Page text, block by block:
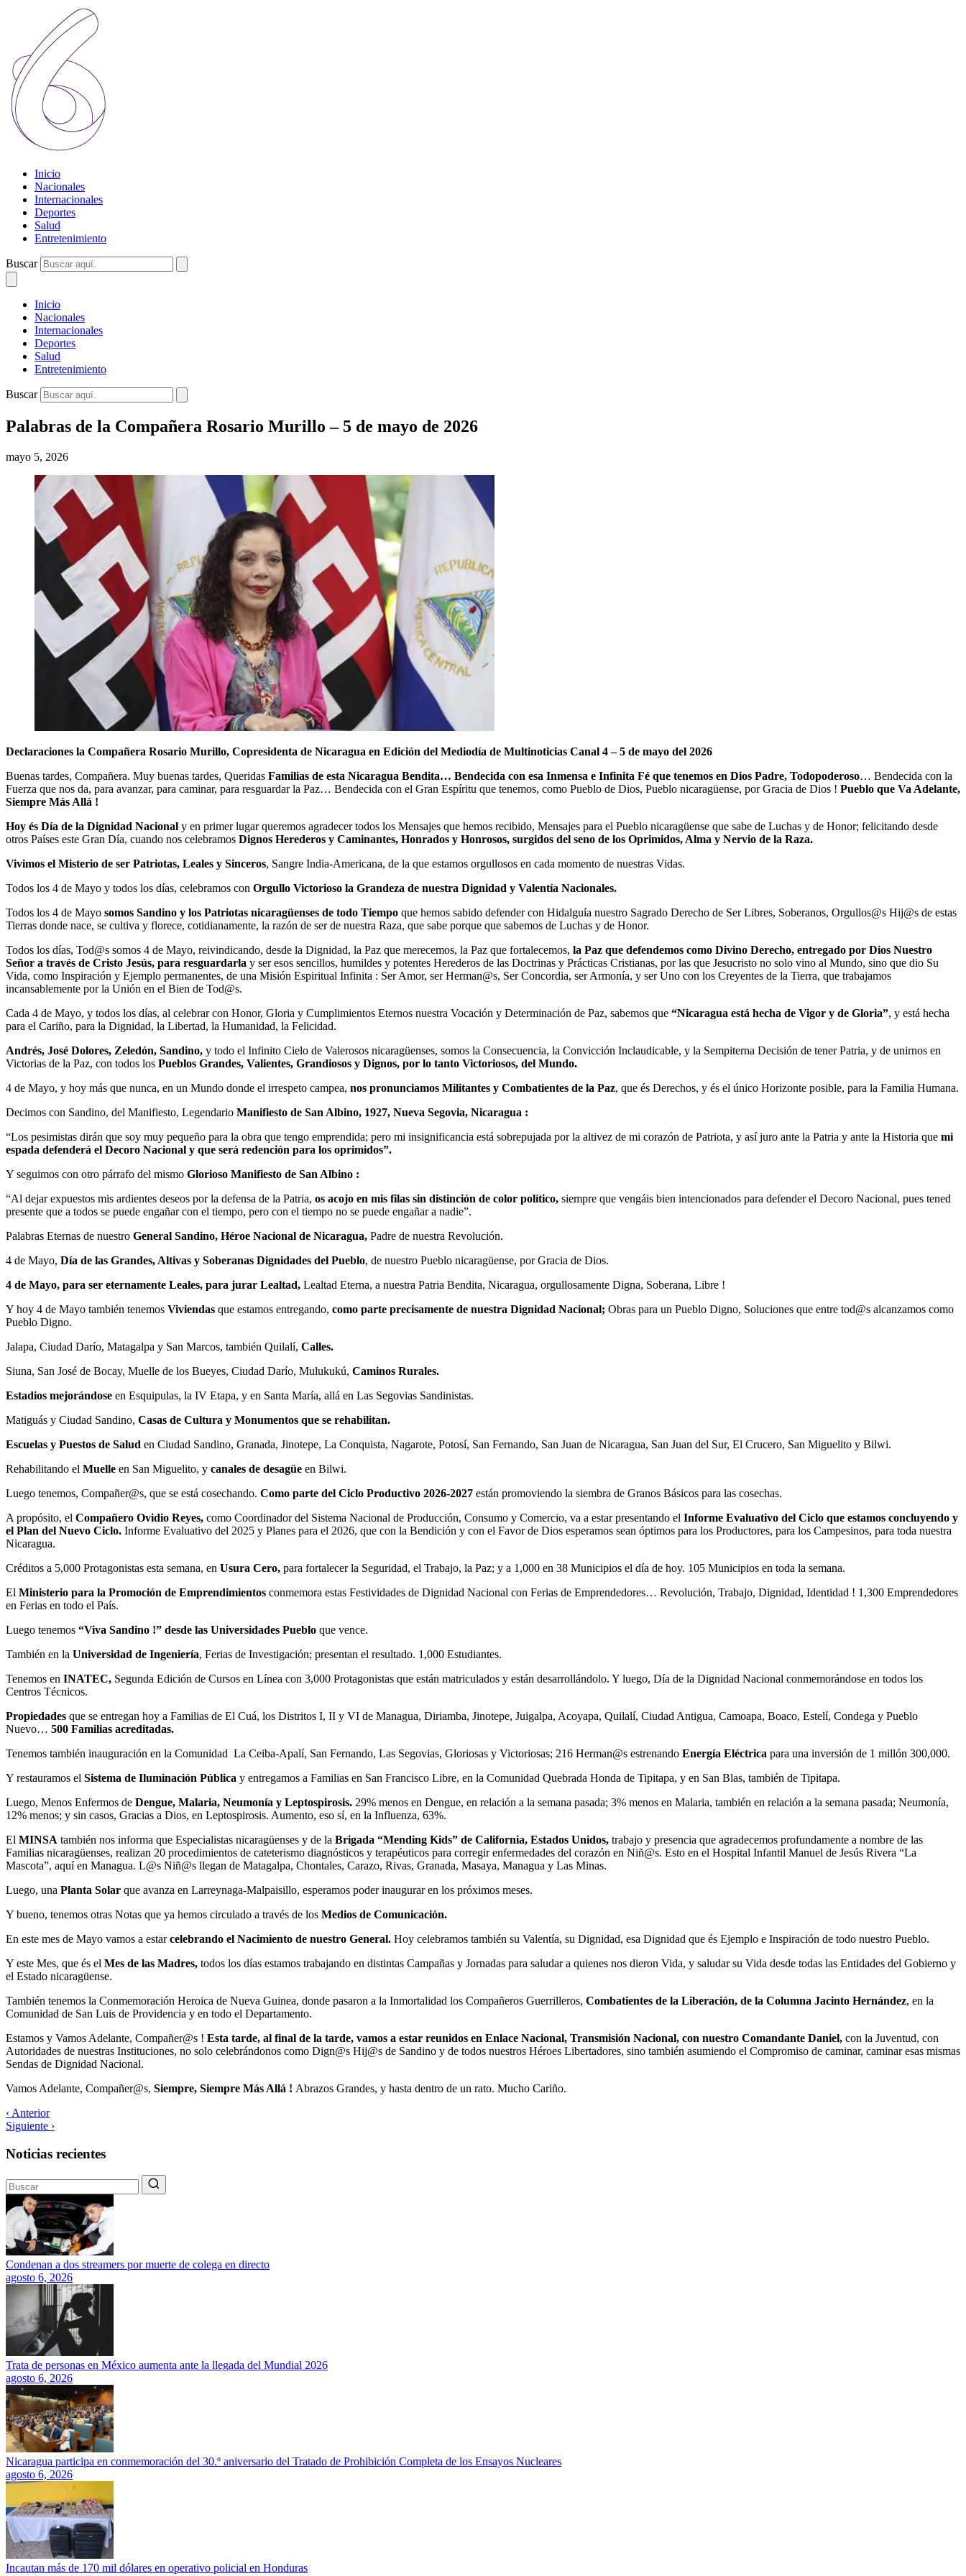
Inicio
Nacionales
Internacionales
Deportes
Salud
Entretenimiento
Buscar
Inicio
Nacionales
Internacionales
Deportes
Salud
Entretenimiento
Buscar
Palabras de la Compañera Rosario Murillo – 5 de mayo de 2026
mayo 5, 2026
Declaraciones la Compañera Rosario Murillo, Copresidenta de Nicaragua en Edición del Mediodía de Multinoticias Canal 4 – 5 de mayo del 2026
Buenas tardes, Compañera. Muy buenas tardes, Queridas Familias de esta Nicaragua Bendita… Bendecida con esa Inmensa e Infinita Fé que tenemos en Dios Padre, Todopoderoso… Bendecida con la
Fuerza que nos da, para avanzar, para caminar, para resguardar la Paz… Bendecida con el Gran Espíritu que tenemos, como Pueblo de Dios, Pueblo nicaragüense, por Gracia de Dios ! Pueblo que Va Adelante,
Siempre Más Allá !
Hoy és Día de la Dignidad Nacional y en primer lugar queremos agradecer todos los Mensajes que hemos recibido, Mensajes para el Pueblo nicaragüense que sabe de Luchas y de Honor; felicitando desde
otros Países este Gran Día, cuando nos celebramos Dignos Herederos y Caminantes, Honrados y Honrosos, surgidos del seno de los Oprimidos, Alma y Nervio de la Raza.
Vivimos el Misterio de ser Patriotas, Leales y Sinceros, Sangre India-Americana, de la que estamos orgullosos en cada momento de nuestras Vidas.
Todos los 4 de Mayo y todos los días, celebramos con Orgullo Victorioso la Grandeza de nuestra Dignidad y Valentía Nacionales.
Todos los 4 de Mayo somos Sandino y los Patriotas nicaragüenses de todo Tiempo que hemos sabido defender con Hidalguía nuestro Sagrado Derecho de Ser Libres, Soberanos, Orgullos@s Hij@s de estas
Tierras donde nace, se cultiva y florece, cotidianamente, la razón de ser de nuestra Raza, que sabe porque que sabemos de Luchas y de Honor.
Todos los días, Tod@s somos 4 de Mayo, reivindicando, desde la Dignidad, la Paz que merecemos, la Paz que fortalecemos, la Paz que defendemos como Divino Derecho, entregado por Dios Nuestro
Señor a través de Cristo Jesús, para resguardarla y ser esos sencillos, humildes y potentes Herederos de las Doctrinas y Prácticas Cristianas, por las que Jesucristo no solo vino al Mundo, sino que dio Su
Vida, como Inspiración y Ejemplo permanentes, de una Misión Espiritual Infinita : Ser Amor, ser Herman@s, Ser Concordia, ser Armonía, y ser Uno con los Creyentes de la Tierra, que trabajamos
incansablemente por la Unión en el Bien de Tod@s.
Cada 4 de Mayo, y todos los días, al celebrar con Honor, Gloria y Cumplimientos Eternos nuestra Vocación y Determinación de Paz, sabemos que “Nicaragua está hecha de Vigor y de Gloria”, y está hecha
para el Cariño, para la Dignidad, la Libertad, la Humanidad, la Felicidad.
Andrés, José Dolores, Zeledón, Sandino, y todo el Infinito Cielo de Valerosos nicaragüenses, somos la Consecuencia, la Convicción Inclaudicable, y la Sempiterna Decisión de tener Patria, y de unirnos en
Victorias de la Paz, con todos los Pueblos Grandes, Valientes, Grandiosos y Dignos, por lo tanto Victoriosos, del Mundo.
4 de Mayo, y hoy más que nunca, en un Mundo donde el irrespeto campea, nos pronunciamos Militantes y Combatientes de la Paz, que és Derechos, y és el único Horizonte posible, para la Familia Humana.
Decimos con Sandino, del Manifiesto, Legendario Manifiesto de San Albino, 1927, Nueva Segovia, Nicaragua :
“Los pesimistas dirán que soy muy pequeño para la obra que tengo emprendida; pero mi insignificancia está sobrepujada por la altivez de mi corazón de Patriota, y así juro ante la Patria y ante la Historia que mi
espada defenderá el Decoro Nacional y que será redención para los oprimidos”.
Y seguimos con otro párrafo del mismo Glorioso Manifiesto de San Albino :
“Al dejar expuestos mis ardientes deseos por la defensa de la Patria, os acojo en mis filas sin distinción de color político, siempre que vengáis bien intencionados para defender el Decoro Nacional, pues tened
presente que a todos se puede engañar con el tiempo, pero con el tiempo no se puede engañar a nadie”.
Palabras Eternas de nuestro General Sandino, Héroe Nacional de Nicaragua, Padre de nuestra Revolución.
4 de Mayo, Día de las Grandes, Altivas y Soberanas Dignidades del Pueblo, de nuestro Pueblo nicaragüense, por Gracia de Dios.
4 de Mayo, para ser eternamente Leales, para jurar Lealtad, Lealtad Eterna, a nuestra Patria Bendita, Nicaragua, orgullosamente Digna, Soberana, Libre !
Y hoy 4 de Mayo también tenemos Viviendas que estamos entregando, como parte precisamente de nuestra Dignidad Nacional; Obras para un Pueblo Digno, Soluciones que entre tod@s alcanzamos como
Pueblo Digno.
Jalapa, Ciudad Darío, Matagalpa y San Marcos, también Quilalí, Calles.
Siuna, San José de Bocay, Muelle de los Bueyes, Ciudad Darío, Mulukukú, Caminos Rurales.
Estadios mejorándose en Esquipulas, la IV Etapa, y en Santa María, allá en Las Segovias Sandinistas.
Matiguás y Ciudad Sandino, Casas de Cultura y Monumentos que se rehabilitan.
Escuelas y Puestos de Salud en Ciudad Sandino, Granada, Jinotepe, La Conquista, Nagarote, Potosí, San Fernando, San Juan de Nicaragua, San Juan del Sur, El Crucero, San Miguelito y Bilwi.
Rehabilitando el Muelle en San Miguelito, y canales de desagüe en Bilwi.
Luego tenemos, Compañer@s, que se está cosechando. Como parte del Ciclo Productivo 2026-2027 están promoviendo la siembra de Granos Básicos para las cosechas.
A propósito, el Compañero Ovidio Reyes, como Coordinador del Sistema Nacional de Producción, Consumo y Comercio, va a estar presentando el Informe Evaluativo del Ciclo que estamos concluyendo y
el Plan del Nuevo Ciclo. Informe Evaluativo del 2025 y Planes para el 2026, que con la Bendición y con el Favor de Dios esperamos sean óptimos para los Productores, para los Campesinos, para toda nuestra
Nicaragua.
Créditos a 5,000 Protagonistas esta semana, en Usura Cero, para fortalecer la Seguridad, el Trabajo, la Paz; y a 1,000 en 38 Municipios el día de hoy. 105 Municipios en toda la semana.
El Ministerio para la Promoción de Emprendimientos conmemora estas Festividades de Dignidad Nacional con Ferias de Emprendedores… Revolución, Trabajo, Dignidad, Identidad ! 1,300 Emprendedores
en Ferias en todo el País.
Luego tenemos “Viva Sandino !” desde las Universidades Pueblo que vence.
También en la Universidad de Ingeniería, Ferias de Investigación; presentan el resultado. 1,000 Estudiantes.
Tenemos en INATEC, Segunda Edición de Cursos en Línea con 3,000 Protagonistas que están matriculados y están desarrollándolo. Y luego, Día de la Dignidad Nacional conmemorándose en todos los
Centros Técnicos.
Propiedades que se entregan hoy a Familias de El Cuá, los Distritos I, II y VI de Managua, Diriamba, Jinotepe, Juigalpa, Acoyapa, Quilalí, Ciudad Antigua, Camoapa, Boaco, Estelí, Condega y Pueblo
Nuevo… 500 Familias acreditadas.
Tenemos también inauguración en la Comunidad La Ceiba-Apalí, San Fernando, Las Segovias, Gloriosas y Victoriosas; 216 Herman@s estrenando Energía Eléctrica para una inversión de 1 millón 300,000.
Y restauramos el Sistema de Iluminación Pública y entregamos a Familias en San Francisco Libre, en la Comunidad Quebrada Honda de Tipitapa, y en San Blas, también de Tipitapa.
Luego, Menos Enfermos de Dengue, Malaria, Neumonía y Leptospirosis. 29% menos en Dengue, en relación a la semana pasada; 3% menos en Malaria, también en relación a la semana pasada; Neumonía,
12% menos; y sin casos, Gracias a Dios, en Leptospirosis. Aumento, eso sí, en la Influenza, 63%.
El MINSA también nos informa que Especialistas nicaragüenses y de la Brigada “Mending Kids” de California, Estados Unidos, trabajo y presencia que agradecemos profundamente a nombre de las
Familias nicaragüenses, realizan 20 procedimientos de cateterismo diagnósticos y terapéuticos para corregir enfermedades del corazón en Niñ@s. Esto en el Hospital Infantil Manuel de Jesús Rivera “La
Mascota”, aquí en Managua. L@s Niñ@s llegan de Matagalpa, Chontales, Carazo, Rivas, Granada, Masaya, Managua y Las Minas.
Luego, una Planta Solar que avanza en Larreynaga-Malpaisillo, esperamos poder inaugurar en los próximos meses.
Y bueno, tenemos otras Notas que ya hemos circulado a través de los Medios de Comunicación.
En este mes de Mayo vamos a estarcelebrando el Nacimiento de nuestro General. Hoy celebramos también su Valentía, su Dignidad, esa Dignidad que és Ejemplo e Inspiración de todo nuestro Pueblo.
Y este Mes, que és el Mes de las Madres, todos los días estamos trabajando en distintas Campañas y Jornadas para saludar a quienes nos dieron Vida, y saludar su Vida desde todas las Entidades del Gobierno y
el Estado nicaragüense.
También tenemos la Conmemoración Heroica de Nueva Guinea, donde pasaron a la Inmortalidad los Compañeros Guerrilleros, Combatientes de la Liberación, de la Columna Jacinto Hernández, en la
Comunidad de San Luis de Providencia y en todo el Departamento.
Estamos y Vamos Adelante, Compañer@s ! Esta tarde, al final de la tarde, vamos a estar reunidos en Enlace Nacional, Transmisión Nacional, con nuestro Comandante Daniel, con la Juventud, con
Autoridades de nuestras Instituciones, no solo celebrándonos como Dign@s Hij@s de Sandino y de todos nuestros Héroes Libertadores, sino también asumiendo el Compromiso de caminar, caminar esas mismas
Sendas de Dignidad Nacional.
Vamos Adelante, Compañer@s, Siempre, Siempre Más Allá ! Abrazos Grandes, y hasta dentro de un rato. Mucho Cariño.
‹ Anterior
Siguiente ›
Noticias recientes
Condenan a dos streamers por muerte de colega en directo
agosto 6, 2026
Trata de personas en México aumenta ante la llegada del Mundial 2026
agosto 6, 2026
Nicaragua participa en conmemoración del 30.º aniversario del Tratado de Prohibición Completa de los Ensayos Nucleares
agosto 6, 2026
Incautan más de 170 mil dólares en operativo policial en Honduras